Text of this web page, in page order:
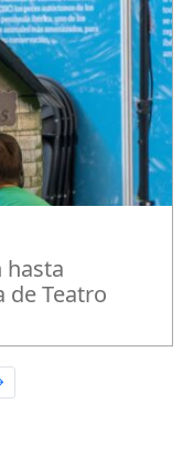
hasta
de Teatro